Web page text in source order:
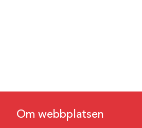
Om webbplatsen